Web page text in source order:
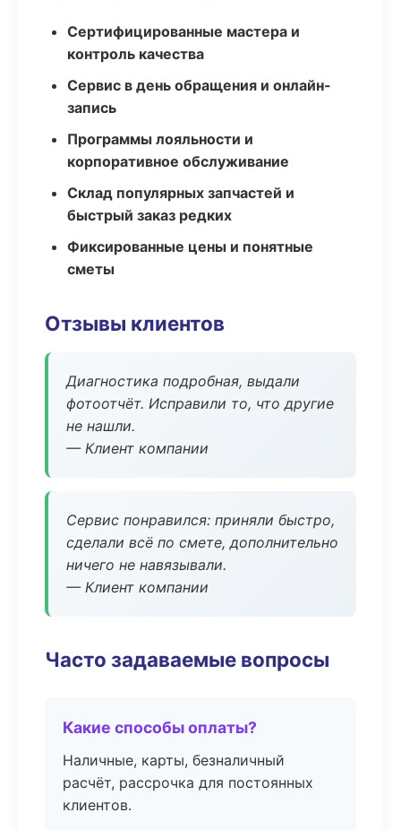
Сертифицированные мастера и
контроль качества
Сервис в день обращения и онлайн-
запись
Программы лояльности и
корпоративное обслуживание
Склад популярных запчастей и
быстрый заказ редких
Фиксированные цены и понятные
сметы
Отзывы клиентов
Диагностика подробная, выдали
фотоотчёт. Исправили то, что другие
не нашли.
— Клиент компании
Сервис понравился: приняли быстро,
сделали всё по смете, дополнительно
ничего не навязывали.
— Клиент компании
Часто задаваемые вопросы
Какие способы оплаты?
Наличные, карты, безналичный
расчёт, рассрочка для постоянных
клиентов.